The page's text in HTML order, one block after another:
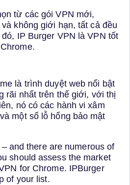
từ các gói VPN mới,
không giới hạn, tất cả đều
IP Burger VPN là VPN tốt
là trình duyệt web nổi bật
rãi nhất trên thế giới, với thị
nó có các hành vi xâm
một số lỗ hổng bảo mật
and there are numerous of
should assess the market
for Chrome. IPBurger
of your list.